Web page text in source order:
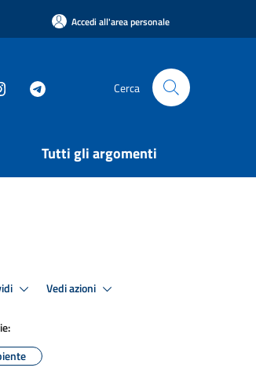
Accedi all'area personale
Cerca
Tutti gli argomenti
Vedi azioni